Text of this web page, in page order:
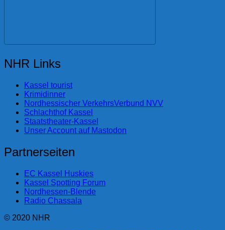
NHR Links
Kassel tourist
Krimidinner
Nordhessischer VerkehrsVerbund NVV
Schlachthof Kassel
Staatstheater-Kassel
Unser Account auf Mastodon
Partnerseiten
EC Kassel Huskies
Kassel Spotting Forum
Nordhessen-Blende
Radio Chassala
© 2020 NHR